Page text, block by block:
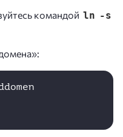
командой ln -s